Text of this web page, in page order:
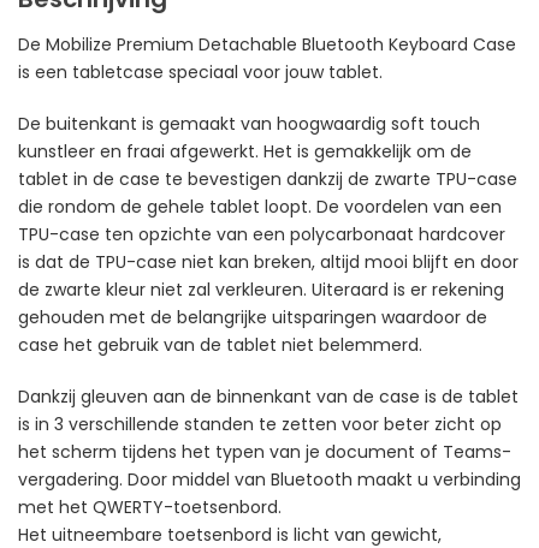
De Mobilize Premium Detachable Bluetooth Keyboard Case
is een tabletcase speciaal voor jouw tablet.
De buitenkant is gemaakt van hoogwaardig soft touch
kunstleer en fraai afgewerkt. Het is gemakkelijk om de
tablet in de case te bevestigen dankzij de zwarte TPU-case
die rondom de gehele tablet loopt. De voordelen van een
TPU-case ten opzichte van een polycarbonaat hardcover
is dat de TPU-case niet kan breken, altijd mooi blijft en door
de zwarte kleur niet zal verkleuren. Uiteraard is er rekening
gehouden met de belangrijke uitsparingen waardoor de
case het gebruik van de tablet niet belemmerd.
Dankzij gleuven aan de binnenkant van de case is de tablet
is in 3 verschillende standen te zetten voor beter zicht op
het scherm tijdens het typen van je document of Teams-
vergadering. Door middel van Bluetooth maakt u verbinding
met het QWERTY-toetsenbord.
Het uitneembare toetsenbord is licht van gewicht,